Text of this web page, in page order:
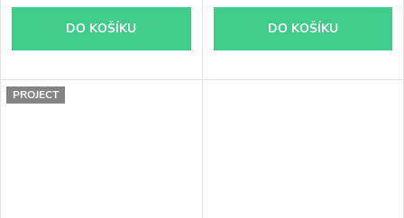
DO KOŠÍKU DO KOŠÍKU
PROJECT